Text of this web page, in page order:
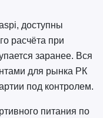
доступны
расчёта при
заранее. Вся
для рынка РК
под контролем.
питания по